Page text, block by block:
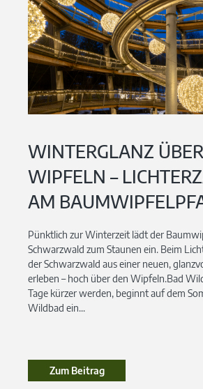
WINTERGLANZ
WIPFELN –
AM
Pünktlich zur Winterzeit lädt der
Schwarzwald zum Staunen ein. Beim
der Schwarzwald aus einer neuen,
erleben – hoch über den Wipfeln.Bad
Tage kürzer werden, beginnt auf dem
Wildbad ein...
Zum BeitragZum Beitrag